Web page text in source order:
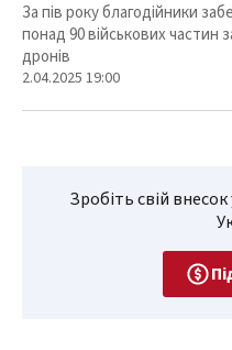
За пів року благодійники
понад 90 військових частин
дронів
2.04.2025 19:00
Зробіть свій